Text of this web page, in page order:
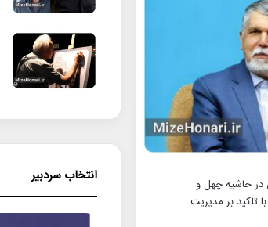
در حاشیه چهل و
تاکید بر مدیریت
انتخاب سردبیر